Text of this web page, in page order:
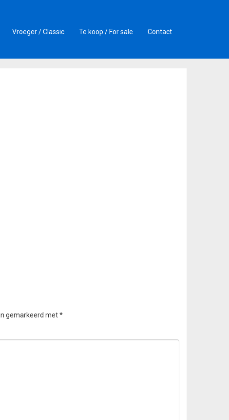
Vroeger / Classic Te koop / For sale Contact
gemarkeerd met*